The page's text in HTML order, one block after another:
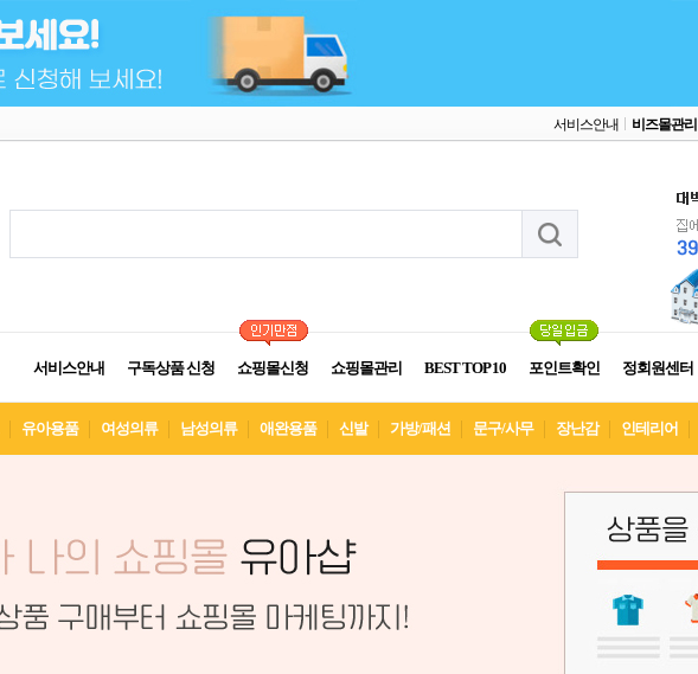
서비스안내 비즈몰관리
서비스안내 구독상품 신청 쇼핑몰신청 쇼핑몰관리 BEST TOP 10 포인트확인 정회원센터
유아용품 여성의류 남성의류 애완용품 신발 가방/패션 문구/사무 장난감 인테리어